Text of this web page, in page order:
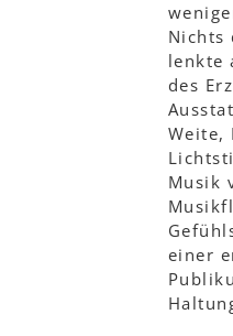
Nichts
lenkte
des
Weite,
Musik
einer